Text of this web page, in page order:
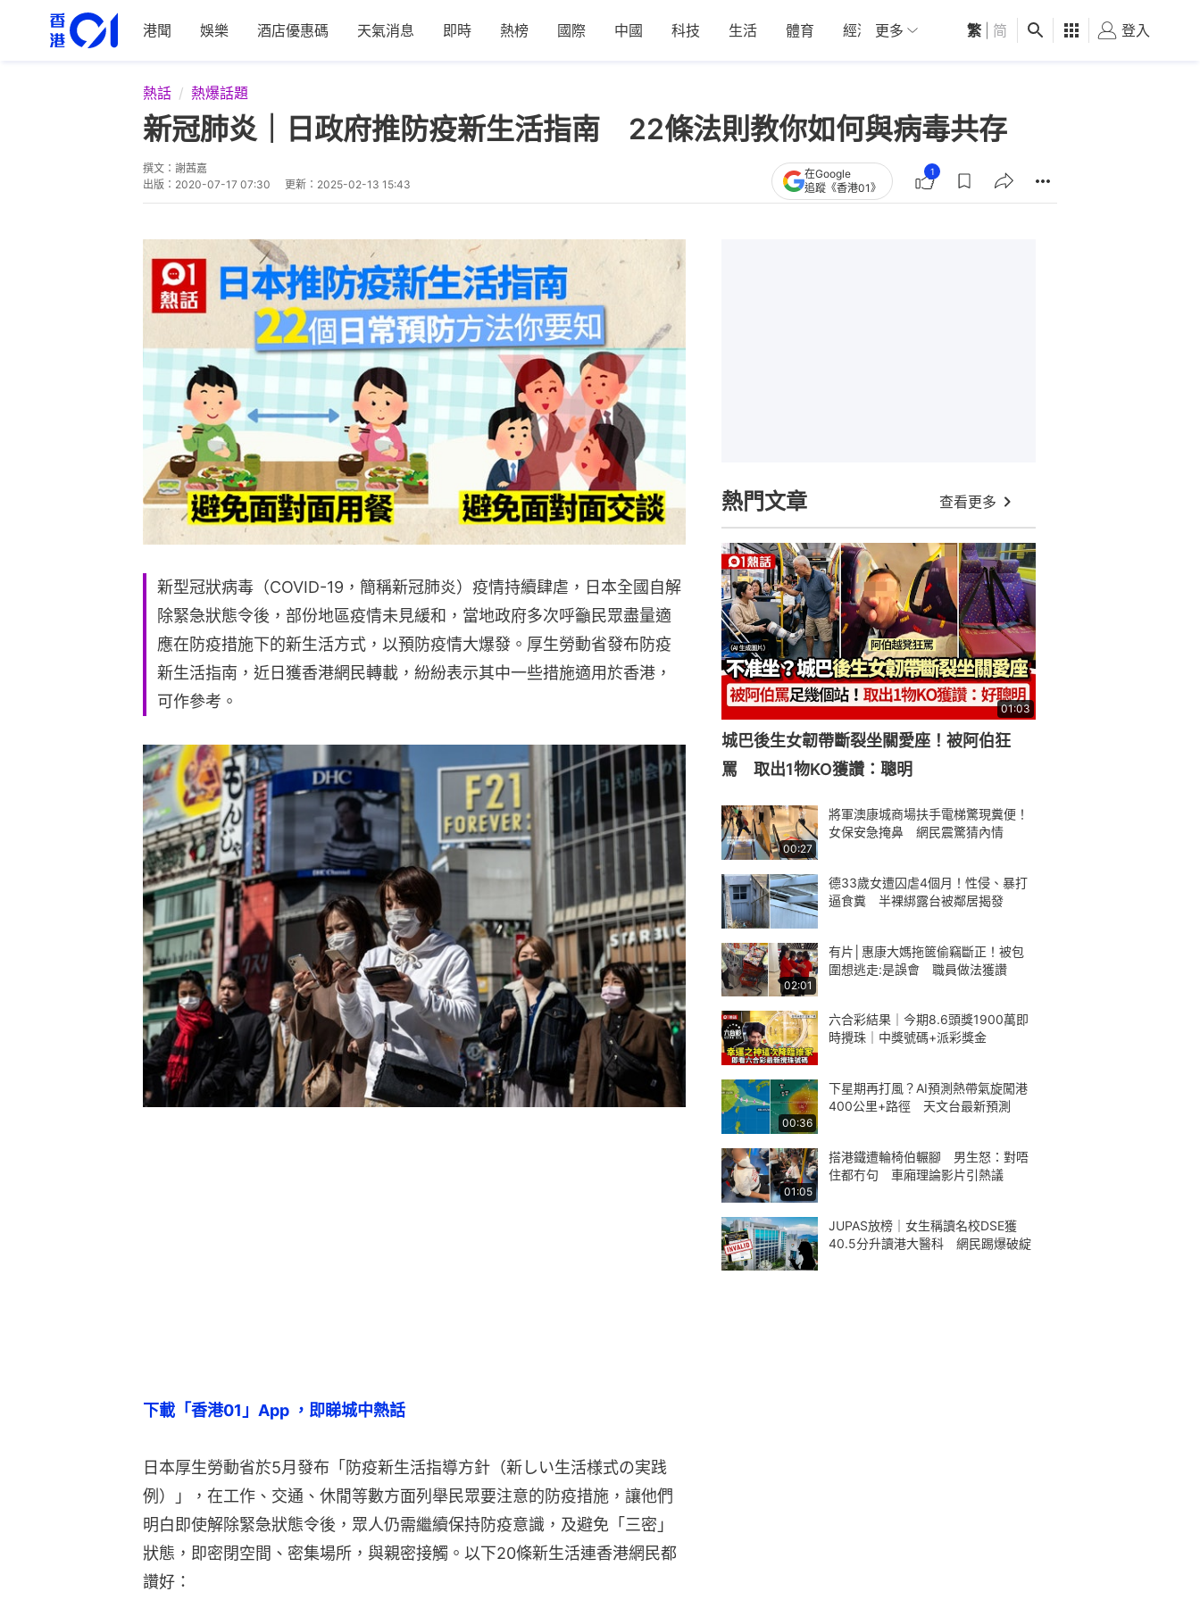
港聞 娛樂 酒店優惠碼 天氣消息 即時 熱榜 國際 中國 科技 生活 體育 經濟 01深圳 觀點 健康 好食玩飛
更多 繁 简 登入
熱話 熱爆話題
新冠肺炎｜日政府推防疫新生活指南 22條法則教你如何與病毒共存
撰文： 謝茜嘉
出版： 2020-07-17 07:30 更新： 2025-02-13 15:43
在Google
追蹤《香港01》
1
新型冠狀病毒（COVID-19，簡稱新冠肺炎）疫情持續肆虐，日本全國自解
除緊急狀態令後，部份地區疫情未見緩和，當地政府多次呼籲民眾盡量適
應在防疫措施下的新生活方式，以預防疫情大爆發。厚生勞動省發布防疫
新生活指南，近日獲香港網民轉載，紛紛表示其中一些措施適用於香港，
可作參考。
下載「香港01」App ，即睇城中熱話
日本厚生勞動省於5月發布「防疫新生活指導方針（新しい生活様式の実践
例）」，在工作、交通、休閒等數方面列舉民眾要注意的防疫措施，讓他們
明白即使解除緊急狀態令後，眾人仍需繼續保持防疫意識，及避免「三密」
狀態，即密閉空間、密集場所，與親密接觸。以下20條新生活連香港網民都
讚好：
熱門文章 查看更多
01:03
城巴後生女韌帶斷裂坐關愛座！被阿伯狂
罵 取出1物KO獲讚：聰明
00:27
將軍澳康城商場扶手電梯驚現糞便！
女保安急掩鼻 網民震驚猜內情
德33歲女遭囚虐4個月！性侵、暴打
逼食糞 半裸綁露台被鄰居揭發
02:01
有片│惠康大媽拖篋偷竊斷正！被包
圍想逃走:是誤會 職員做法獲讚
六合彩結果｜今期8.6頭獎1900萬即
時攪珠｜中獎號碼+派彩獎金
00:36
下星期再打風？AI預測熱帶氣旋闖港
400公里+路徑 天文台最新預測
01:05
搭港鐵遭輪椅伯輾腳 男生怒：對唔
住都冇句 車廂理論影片引熱議
JUPAS放榜｜女生稱讀名校DSE獲
40.5分升讀港大醫科 網民踢爆破綻